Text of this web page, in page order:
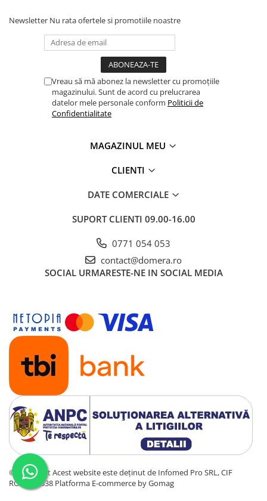
Newsletter Nu rata ofertele si promotiile noastre
Vreau să mă abonez la newsletter cu promoțiile
magazinului. Sunt de acord cu prelucrarea
datelor mele personale conform Politicii de
Confidentialitate
MAGAZINUL MEU
CLIENTI
DATE COMERCIALE
SUPORT CLIENTI 09.00-16.00
0771 054 053
contact@domera.ro
SOCIAL URMARESTE-NE IN SOCIAL MEDIA
©Copyright Acest website este deținut de Infomed Pro SRL, CIF
RO20762338 Platforma E-commerce by Gomag